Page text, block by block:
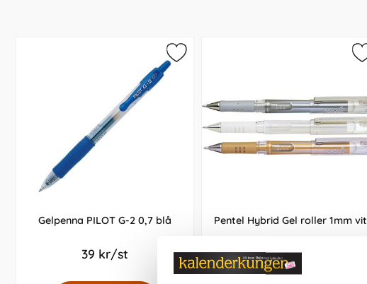
Gelpenna PILOT G-2 0,7 blå
39 kr/st
Pentel Hybrid Gel roller 1mm vit
47 kr/st